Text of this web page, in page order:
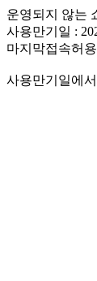
운영되지 않는
사용만기일 :
마지막접속허
사용만기일에